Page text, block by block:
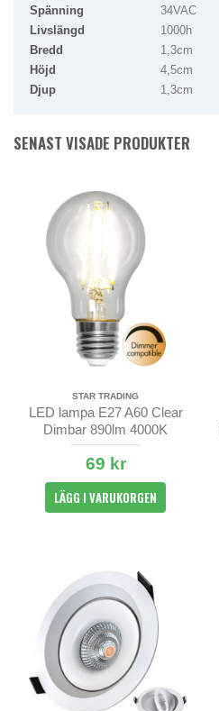
Spänning
34VAC
Livslängd
1000h
Bredd
1,3cm
Höjd
4,5cm
Djup
1,3cm
SENAST VISADE PRODUKTER
STAR TRADING
LED lampa E27 A60 Clear
Dimbar 890lm 4000K
69 kr
LÄGG I VARUKORGEN